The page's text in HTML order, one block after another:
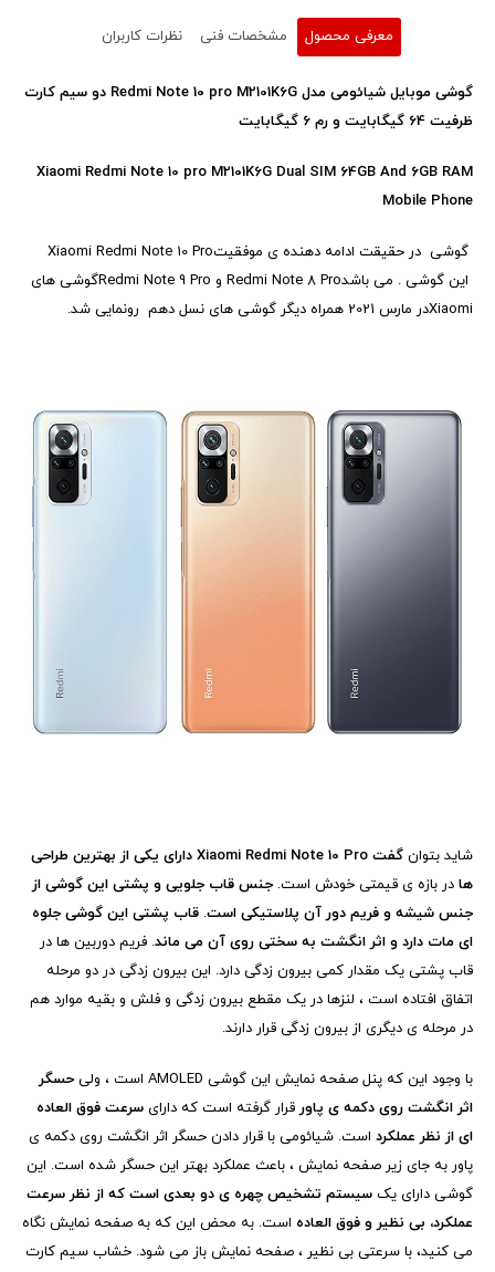
معرفی محصول مشخصات فنی نظرات کاربران
گوشی موبایل شیائومی مدل Redmi Note 10 pro M2101K6G دو سیم‌ کارت
ظرفیت 64 گیگابایت و رم 6 گیگابایت
Xiaomi Redmi Note 10 pro M2101K6G Dual SIM 64GB And 6GB RAM
Mobile Phone
گوشی Xiaomi Redmi Note 10 Proدر حقیقت ادامه دهنده ی موفقیت
گوشی هایRedmi Note 9 Pro و Redmi Note 8 Proمی باشد . این گوشی
در مارس 2021 همراه دیگر گوشی های نسل دهمXiaomi رونمایی شد.
شاید بتوان گفت Xiaomi Redmi Note 10 Pro دارای یکی از بهترین طراحی
ها در بازه ی قیمتی خودش است. جنس قاب جلویی و پشتی این گوشی از
جنس شیشه و فریم دور آن پلاستیکی است. قاب پشتی این گوشی جلوه
ای مات دارد و اثر انگشت به سختی روی آن می ماند. فریم دوربین ها در
قاب پشتی یک مقدار کمی بیرون زدگی دارد. این بیرون زدگی در دو مرحله
اتفاق افتاده است ، لنزها در یک مقطع بیرون زدگی و فلش و بقیه موارد هم
در مرحله ی دیگری از بیرون زدگی قرار دارند.
با وجود این که پنل صفحه نمایش این گوشی AMOLED است ، ولی حسگر
اثر انگشت روی دکمه ی پاور قرار گرفته است که دارای سرعت فوق العاده
ای از نظر عملکرد است. شیائومی با قرار دادن حسگر اثر انگشت روی دکمه ی
پاور به جای زیر صفحه نمایش ، باعث عملکرد بهتر این حسگر شده است. این
گوشی دارای یک سیستم تشخیص چهره ی دو بعدی است که از نظر سرعت
عملکرد، بی نظیر و فوق العاده است. به محض این که به صفحه نمایش نگاه
می کنید، با سرعتی بی نظیر ، صفحه نمایش باز می شود. خشاب سیم کارت